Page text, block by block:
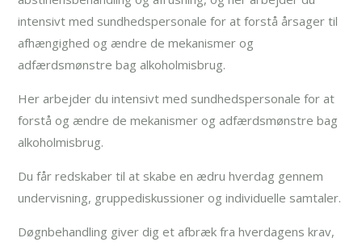
intensivt med sundhedspersonale for at forstå årsager til
afhængighed og ændre de mekanismer og
adfærdsmønstre bag alkoholmisbrug.
Her arbejder du intensivt med sundhedspersonale for at
forstå og ændre de mekanismer og adfærdsmønstre bag
alkoholmisbrug.
Du får redskaber til at skabe en ædru hverdag gennem
undervisning, gruppediskussioner og individuelle samtaler.
Døgnbehandling giver dig et afbræk fra hverdagens krav,